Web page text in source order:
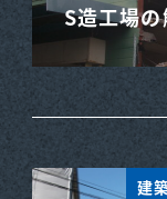
S造工場
建